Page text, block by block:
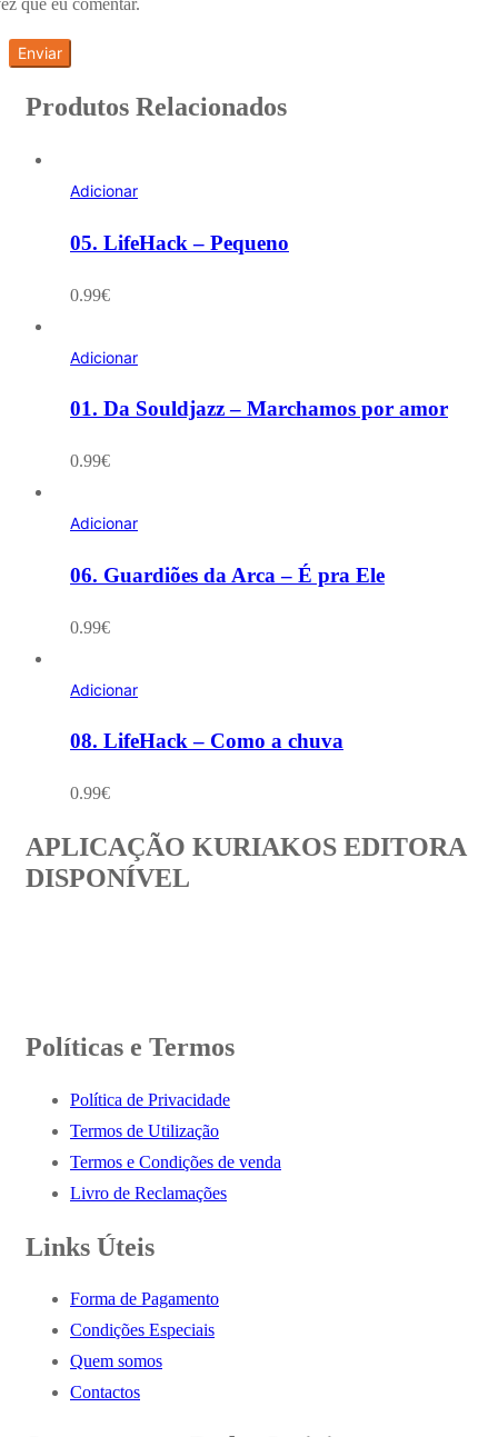
que eu comentar.
Produtos Relacionados
Adicionar
05. LifeHack – Pequeno
0.99€
Adicionar
01. Da Souldjazz – Marchamos por amor
0.99€
Adicionar
06. Guardiões da Arca – É pra Ele
0.99€
Adicionar
08. LifeHack – Como a chuva
0.99€
APLICAÇÃO KURIAKOS EDITORA
DISPONÍVEL
Políticas e Termos
Política de Privacidade
Termos de Utilização
Termos e Condições de venda
Livro de Reclamações
Links Úteis
Forma de Pagamento
Condições Especiais
Quem somos
Contactos